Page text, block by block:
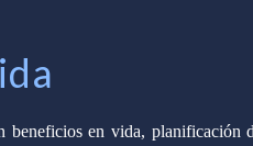
beneficios en vida, planificación